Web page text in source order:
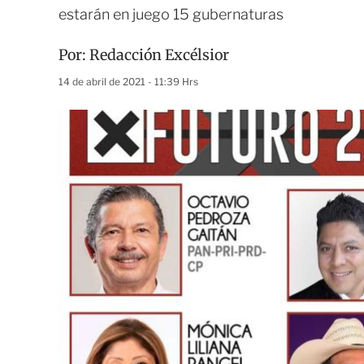
estarán en juego 15 gubernaturas
Por: Redacción Excélsior
14 de abril de 2021 - 11:39 Hrs